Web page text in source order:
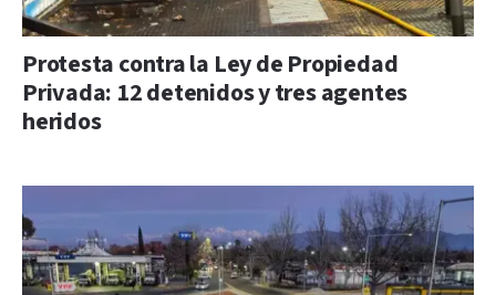
Protesta contra la Ley de Propiedad
Privada: 12 detenidos y tres agentes
heridos